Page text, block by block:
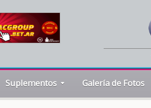
Suplementos Galería de Fotos